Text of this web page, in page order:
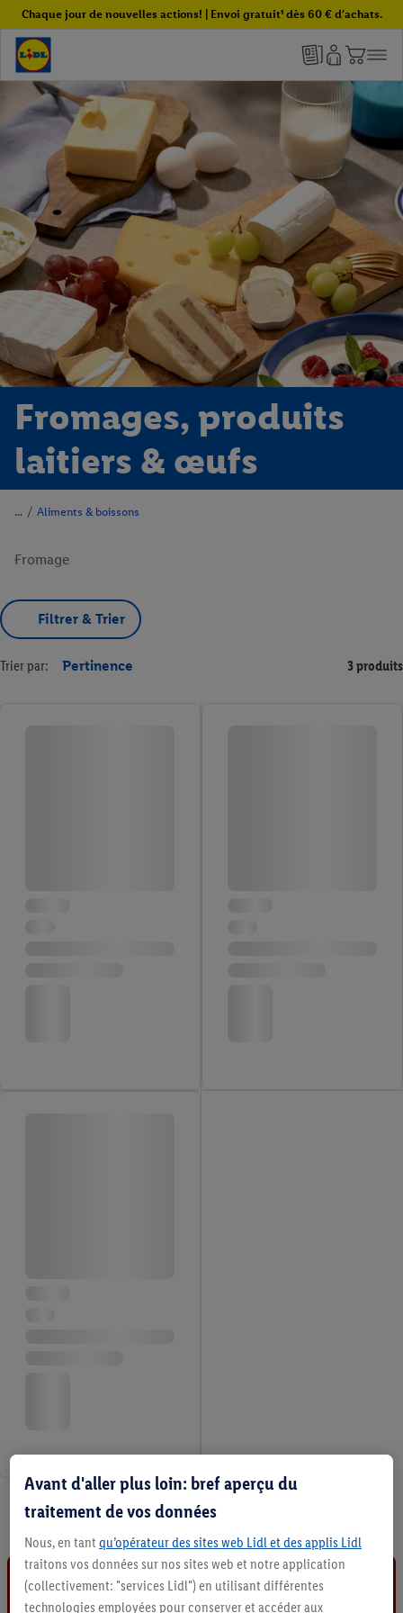
Chaque jour de nouvelles actions! | Envoi gratuit¹ dès 60 € d'achats.
Fromages, produits
laitiers & œufs
/ Aliments & boissons
Fromage
Filtrer & Trier
Trier par: Pertinence 3 produits
3 / 3
Avant d'aller plus loin: bref aperçu du
traitement de vos données
Nous, en tant qu’opérateur des sites web Lidl et des applis Lidl
traitons vos données sur nos sites web et notre application
(collectivement: "services Lidl") en utilisant différentes
technologies employées pour conserver et accéder aux